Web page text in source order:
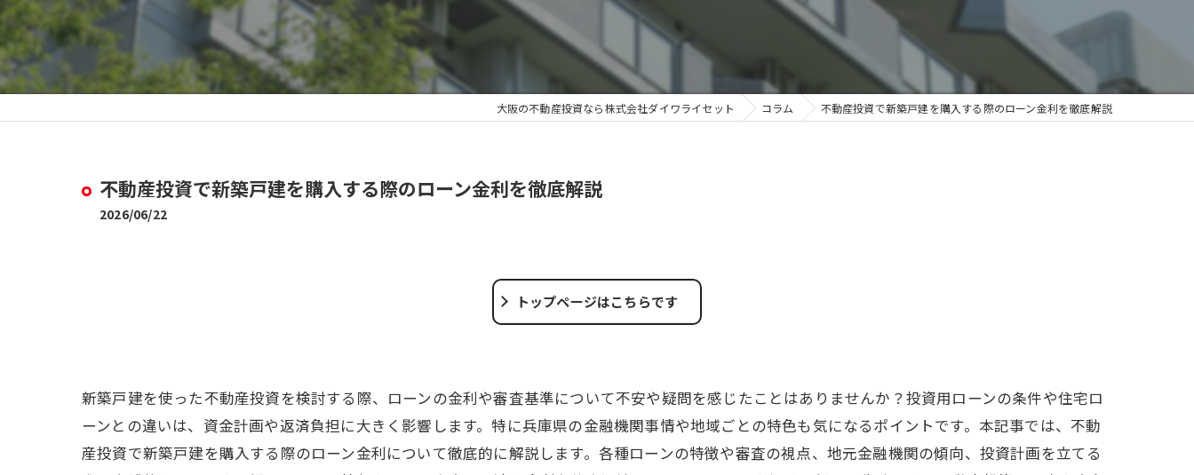
相談
ファイナンス
大阪の不動産投資なら株式会社ダイワライセット コラム 不動産投資で新築戸建を購入する際のローン金利を徹底解説
不動産投資で新築戸建を購入する際のローン金利を徹底解説
2026/06/22
トップページはこちらです
新築戸建を使った不動産投資を検討する際、ローンの金利や審査基準について不安や疑問を感じたことはありませんか？投資用ローンの条件や住宅ロ
ーンとの違いは、資金計画や返済負担に大きく影響します。特に兵庫県の金融機関事情や地域ごとの特色も気になるポイントです。本記事では、不動
産投資で新築戸建を購入する際のローン金利について徹底的に解説します。各種ローンの特徴や審査の視点、地元金融機関の傾向、投資計画を立てる